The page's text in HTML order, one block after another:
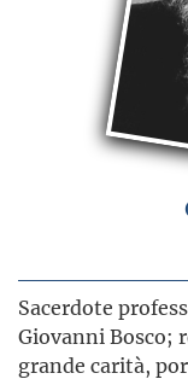
Sacerdote
Giovanni Bosco;
grande carità,